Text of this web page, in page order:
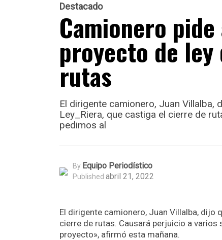
Destacado
Camionero
proyecto de
rutas
El dirigente camionero, Juan
Ley_Riera, que castiga el cierre de
pedimos al
By Equipo Periodístico
Published abril 21, 2022
El dirigente camionero, Juan Villalba, dijo
cierre de rutas. Causará perjuicio a
proyecto», afirmó esta mañana.